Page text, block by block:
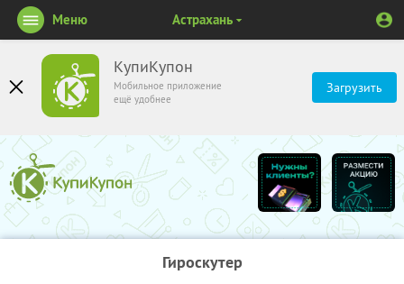
КупиКупон
Мобильное приложение
ещё удобнее
Загрузить
Меню Астрахань
Гироскутер